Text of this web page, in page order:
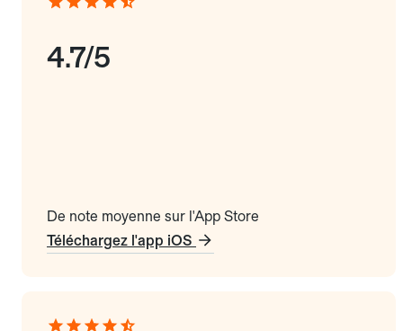
4.7/5
De note moyenne sur l'App Store
Téléchargez l'app iOS